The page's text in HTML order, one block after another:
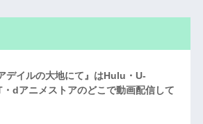
デイルの大地にて』はHulu・U-
・dアニメストアのどこで動画配信して